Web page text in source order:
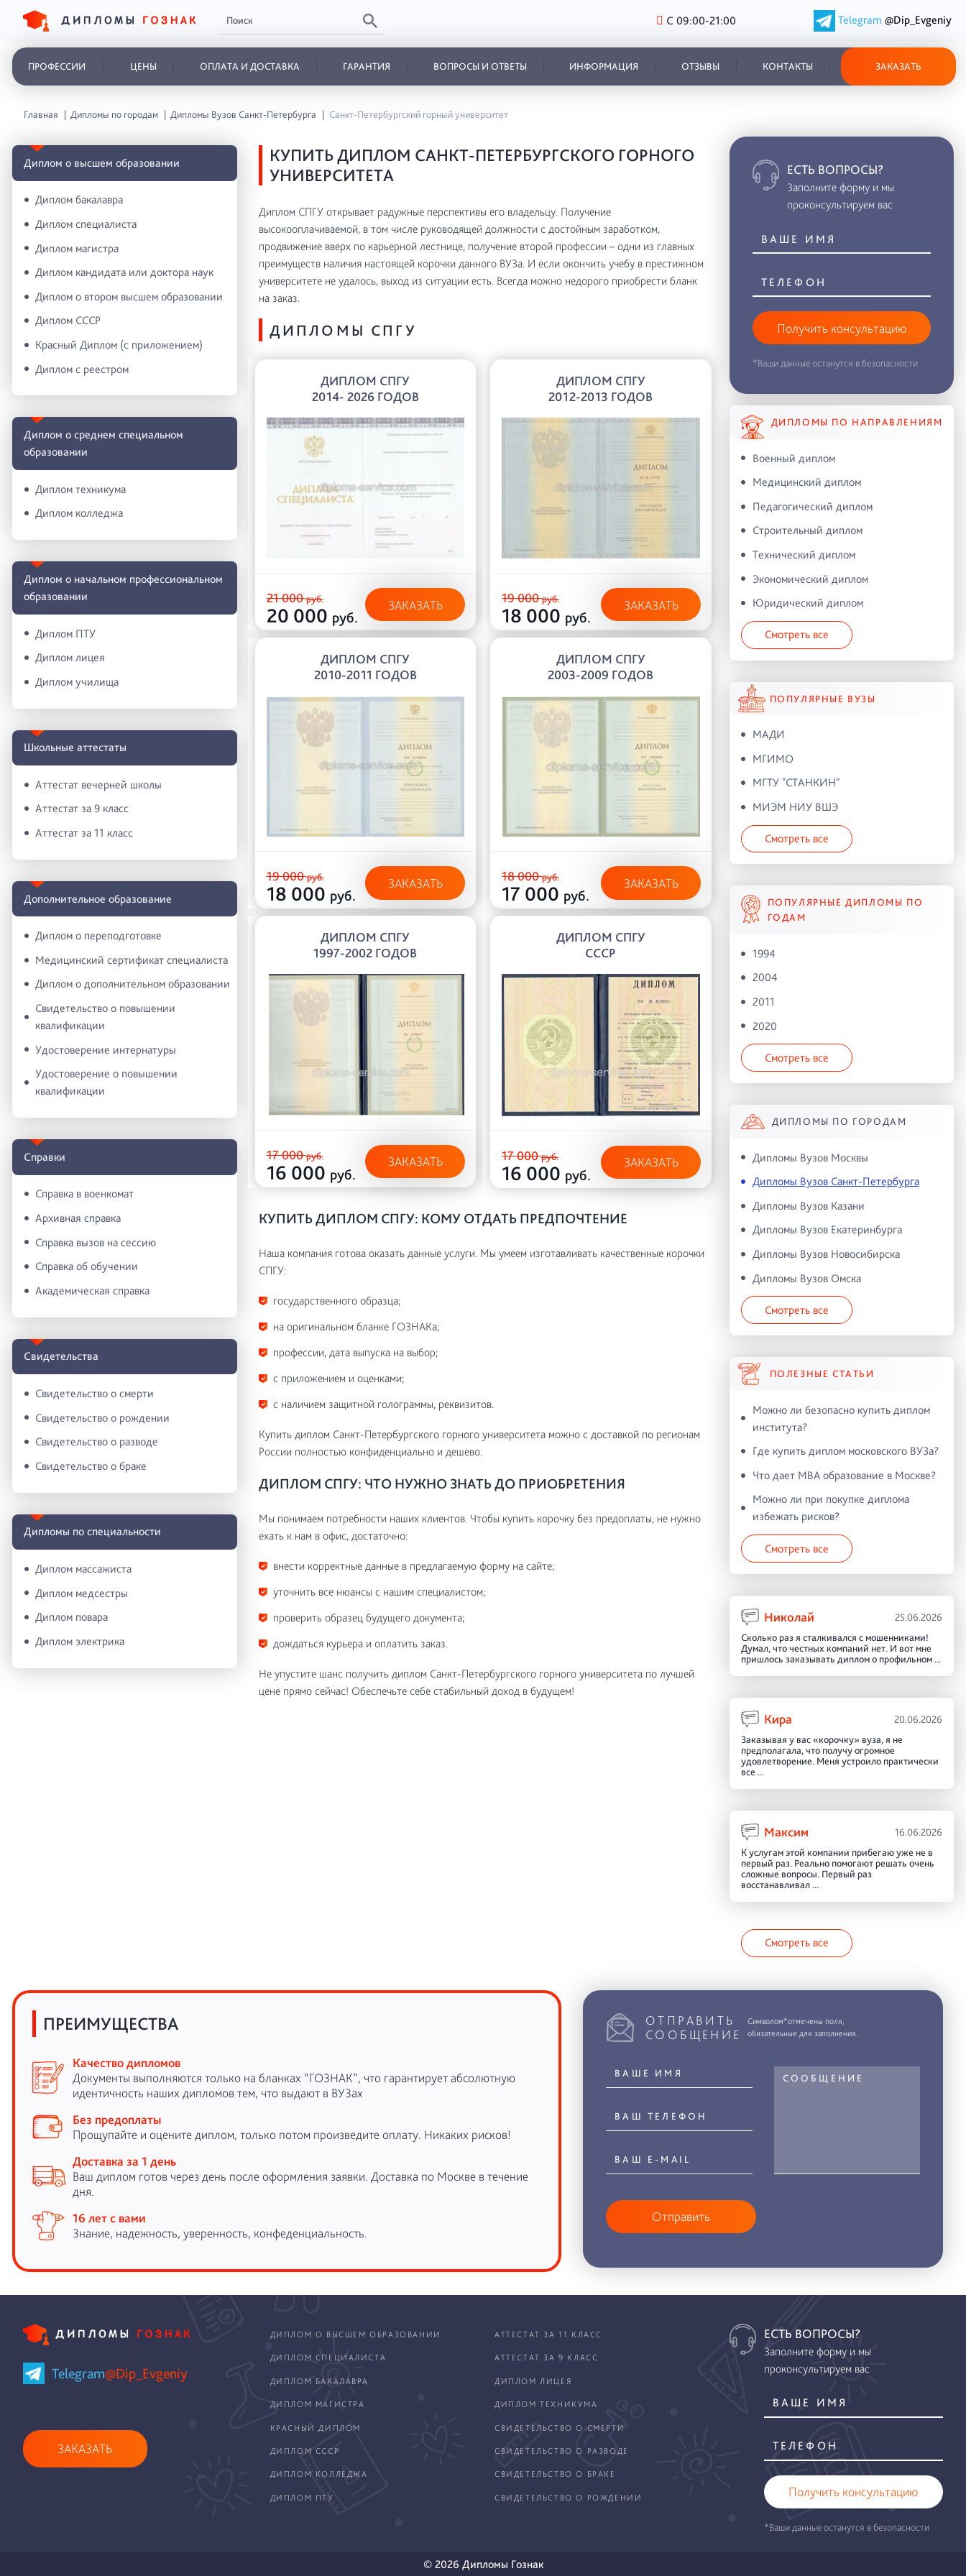
С 09:00-21:00 Telegram @Dip_Evgeniy
ПРОФЕССИИ ЦЕНЫ ОПЛАТА И ДОСТАВКА ГАРАНТИЯ ВОПРОСЫ И ОТВЕТЫ ИНФОРМАЦИЯ ОТЗЫВЫ КОНТАКТЫ ЗАКАЗАТЬ
Главная Дипломы по городам Дипломы Вузов Санкт-Петербурга Санкт-Петербургский горный университет
Диплом о высшем образовании
Диплом бакалавра
Диплом специалиста
Диплом магистра
Диплом кандидата или доктора наук
Диплом о втором высшем образовании
Диплом СССР
Красный Диплом (с приложением)
Диплом с реестром
Диплом о среднем специальном
образовании
Диплом техникума
Диплом колледжа
Диплом о начальном профессиональном
oбразовании
Диплом ПТУ
Диплом лицея
Диплом училища
Школьные аттестаты
Аттестат вечерней школы
Аттестат за 9 класс
Аттестат за 11 класс
Дополнительное образование
Диплом о переподготовке
Медицинский сертификат специалиста
Диплом о дополнительном образовании
Свидетельство о повышении
квалификации
Удостоверение интернатуры
Удостоверение о повышении
квалификации
Справки
Справка в военкомат
Архивная справка
Справка вызов на сессию
Справка об обучении
Академическая справка
Свидетельства
Свидетельство о смерти
Свидетельство о рождении
Свидетельство о разводе
Свидетельство о браке
Дипломы по специальности
Диплом массажиста
Диплом медсестры
Диплом повара
Диплом электрика
КУПИТЬ ДИПЛОМ САНКТ-ПЕТЕРБУРГСКОГО ГОРНОГО
УНИВЕРСИТЕТА
Диплом СПГУ открывает радужные перспективы его владельцу. Получение
высокооплачиваемой, в том числе руководящей должности с достойным заработком,
продвижение вверх по карьерной лестнице, получение второй профессии – одни из главных
преимуществ наличия настоящей корочки данного ВУЗа. И если окончить учебу в престижном
университете не удалось, выход из ситуации есть. Всегда можно недорого приобрести бланк
на заказ.
ДИПЛОМЫ СПГУ
ДИПЛОМ СПГУ
2014- 2026 ГОДОВ
21 000руб.
20 000 руб.
ЗАКАЗАТЬ
ДИПЛОМ СПГУ
2012-2013 ГОДОВ
19 000руб.
18 000 руб.
ЗАКАЗАТЬ
ДИПЛОМ СПГУ
2010-2011 ГОДОВ
19 000руб.
18 000 руб.
ЗАКАЗАТЬ
ДИПЛОМ СПГУ
2003-2009 ГОДОВ
18 000руб.
17 000 руб.
ЗАКАЗАТЬ
ДИПЛОМ СПГУ
1997-2002 ГОДОВ
17 000руб.
16 000 руб.
ЗАКАЗАТЬ
ДИПЛОМ СПГУ
СССР
17 000руб.
16 000 руб.
ЗАКАЗАТЬ
КУПИТЬ ДИПЛОМ СПГУ: КОМУ ОТДАТЬ ПРЕДПОЧТЕНИЕ
Наша компания готова оказать данные услуги. Мы умеем изготавливать качественные корочки
СПГУ:
государственного образца;
на оригинальном бланке ГОЗНАКа;
профессии, дата выпуска на выбор;
с приложением и оценками;
с наличием защитной голограммы, реквизитов.
Купить диплом Санкт-Петербургского горного университета можно с доставкой по регионам
России полностью конфиденциально и дешево.
ДИПЛОМ СПГУ: ЧТО НУЖНО ЗНАТЬ ДО ПРИОБРЕТЕНИЯ
Мы понимаем потребности наших клиентов. Чтобы купить корочку без предоплаты, не нужно
ехать к нам в офис, достаточно:
внести корректные данные в предлагаемую форму на сайте;
уточнить все нюансы с нашим специалистом;
проверить образец будущего документа;
дождаться курьера и оплатить заказ.
Не упустите шанс получить диплом Санкт-Петербургского горного университета по лучшей
цене прямо сейчас! Обеспечьте себе стабильный доход в будущем!
ЕСТЬ ВОПРОСЫ?
Заполните форму и мы
проконсультируем вас
Получить консультацию
*Ваши данные останутся в безопасности
ДИПЛОМЫ ПО НАПРАВЛЕНИЯМ
Военный диплом
Медицинский диплом
Педагогический диплом
Строительный диплом
Технический диплом
Экономический диплом
Юридический диплом
Смотреть все
ПОПУЛЯРНЫЕ ВУЗЫ
МАДИ
МГИМО
МГТУ "СТАНКИН"
МИЭМ НИУ ВШЭ
Смотреть все
ПОПУЛЯРНЫЕ ДИПЛОМЫ ПО
ГОДАМ
1994
2004
2011
2020
Смотреть все
ДИПЛОМЫ ПО ГОРОДАМ
Дипломы Вузов Москвы
Дипломы Вузов Санкт-Петербурга
Дипломы Вузов Казани
Дипломы Вузов Екатеринбурга
Дипломы Вузов Новосибирска
Дипломы Вузов Омска
Смотреть все
ПОЛЕЗНЫЕ СТАТЬИ
Можно ли безопасно купить диплом
института?
Где купить диплом московского ВУЗа?
Что дает MBA образование в Москве?
Можно ли при покупке диплома
избежать рисков?
Смотреть все
Николай 25.06.2026
Сколько раз я сталкивался с мошенниками!
Думал, что честных компаний нет. И вот мне
пришлось заказывать диплом о профильном ...
Кира 20.06.2026
Заказывая у вас «корочку» вуза, я не
предполагала, что получу огромное
удовлетворение. Меня устроило практически
все ...
Максим 16.06.2026
К услугам этой компании прибегаю уже не в
первый раз. Реально помогают решать очень
сложные вопросы. Первый раз
восстанавливал ...
Смотреть все
ПРЕИМУЩЕСТВА
Качество дипломов
Документы выполняются только на бланках “ГОЗНАК”, что гарантирует абсолютную
идентичность наших дипломов тем, что выдают в ВУЗах
Без предоплаты
Прощупайте и оцените диплом, только потом произведите оплату. Никаких рисков!
Доставка за 1 день
Ваш диплом готов через день после оформления заявки. Доставка по Москве в течение
дня.
16 лет с вами
Знание, надежность, уверенность, конфеденциальность.
ОТПРАВИТЬ
СООБЩЕНИЕ
Символом*отмечены поля,
обязательные для заполнения.
Отправить
Telegram@Dip_Evgeniy
ЗАКАЗАТЬ
ДИПЛОМ О ВЫСШЕМ ОБРАЗОВАНИИ АТТЕСТАТ ЗА 11 КЛАСС
ДИПЛОМ СПЕЦИАЛИСТА АТТЕСТАТ ЗА 9 КЛАСС
ДИПЛОМ БАКАЛАВРА ДИПЛОМ ЛИЦЕЯ
ДИПЛОМ МАГИСТРА ДИПЛОМ ТЕХНИКУМА
КРАСНЫЙ ДИПЛОМ СВИДЕТЕЛЬСТВО О СМЕРТИ
ДИПЛОМ СССР СВИДЕТЕЛЬСТВО О РАЗВОДЕ
ДИПЛОМ КОЛЛЕДЖА СВИДЕТЕЛЬСТВО О БРАКЕ
ДИПЛОМ ПТУ СВИДЕТЕЛЬСТВО О РОЖДЕНИИ
ЕСТЬ ВОПРОСЫ?
Заполните форму и мы
проконсультируем вас
Получить консультацию
*Ваши данные останутся в безопасности
© 2026 Дипломы Гознак